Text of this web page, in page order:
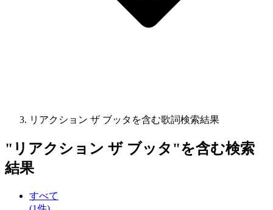
リアクション ザ ブッタを含む歌詞検索結果
" リアクション ザ ブッタ "を含む検索
結果
すべて